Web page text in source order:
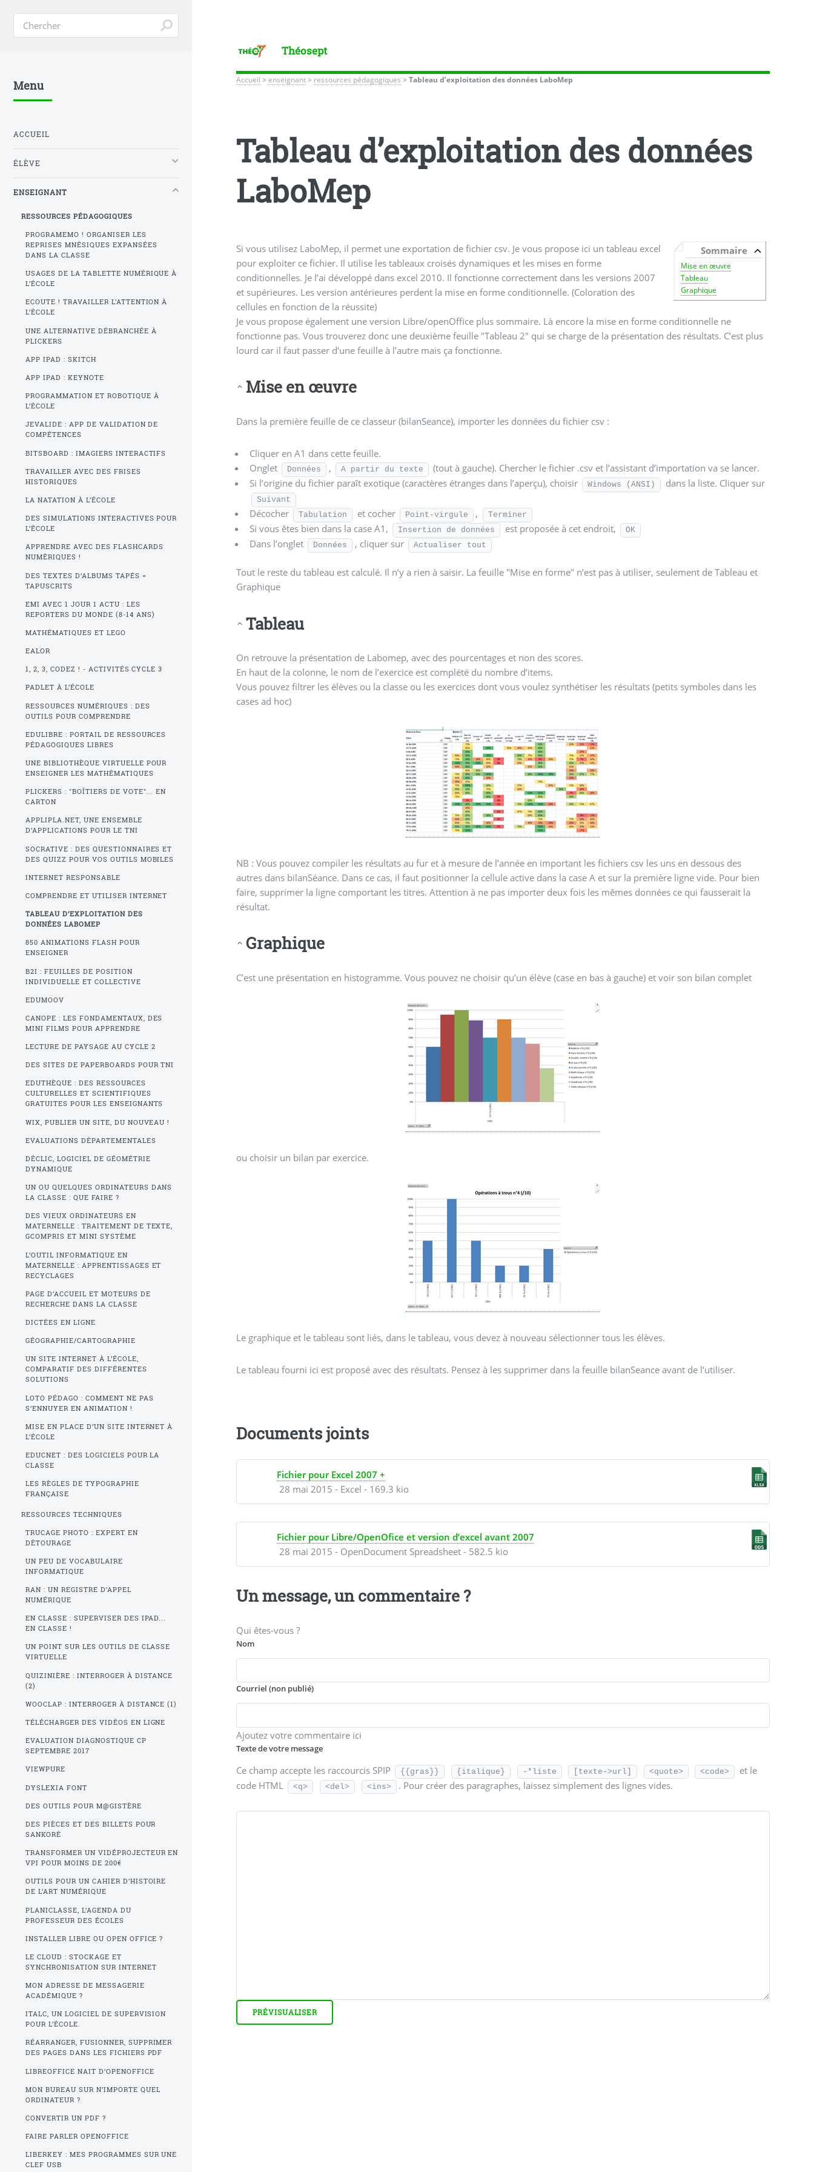
Théosept
Accueil >enseignant> ressources pédagogiques >Tableau d’exploitation des données LaboMep
Tableau d’exploitation des données
LaboMep
Sommaire
Mise en œuvre
Tableau
Graphique
Si vous utilisez LaboMep, il permet une exportation de fichier csv. Je vous propose ici un tableau excel
pour exploiter ce fichier. Il utilise les tableaux croisés dynamiques et les mises en forme
conditionnelles. Je l’ai développé dans excel 2010. Il fonctionne correctement dans les versions 2007
et supérieures. Les version antérieures perdent la mise en forme conditionnelle. (Coloration des
cellules en fonction de la réussite)
Je vous propose également une version Libre/openOffice plus sommaire. Là encore la mise en forme conditionnelle ne
fonctionne pas. Vous trouverez donc une deuxième feuille "Tableau 2" qui se charge de la présentation des résultats. C’est plus
lourd car il faut passer d’une feuille à l’autre mais ça fonctionne.
Mise en œuvre
Dans la première feuille de ce classeur (bilanSeance), importer les données du fichier csv :
Cliquer en A1 dans cette feuille.
Onglet
Données , A partir du texte
(tout à gauche). Chercher le fichier .csv et l’assistant d’importation va se lancer.
Si l’origine du fichier paraît exotique (caractères étranges dans l’aperçu), choisir
Windows (ANSI) dans la liste. Cliquer sur
Suivant
Décocher Tabulation et cocher Point-virgule , Terminer
Si vous êtes bien dans la case A1, Insertion de données est proposée à cet endroit, OK
Dans l’onglet Données , cliquer sur Actualiser tout
Tout le reste du tableau est calculé. Il n’y a rien à saisir. La feuille "Mise en forme" n’est pas à utiliser, seulement de Tableau et
Graphique
Tableau
On retrouve la présentation de Labomep, avec des pourcentages et non des scores.
En haut de la colonne, le nom de l’exercice est complété du nombre d’items.
Vous pouvez filtrer les élèves ou la classe ou les exercices dont vous voulez synthétiser les résultats (petits symboles dans les
cases ad hoc)
NB : Vous pouvez compiler les résultats au fur et à mesure de l’année en important les fichiers csv les uns en dessous des
autres dans bilanSéance. Dans ce cas, il faut positionner la cellule active dans la case A et sur la première ligne vide. Pour bien
faire, supprimer la ligne comportant les titres. Attention à ne pas importer deux fois les mêmes données ce qui fausserait la
résultat.
Graphique
C’est une présentation en histogramme. Vous pouvez ne choisir qu’un élève (case en bas à gauche) et voir son bilan complet
ou choisir un bilan par exercice.
Le graphique et le tableau sont liés, dans le tableau, vous devez à nouveau sélectionner tous les élèves.
Le tableau fourni ici est proposé avec des résultats. Pensez à les supprimer dans la feuille bilanSeance avant de l’utiliser.
Documents joints
Fichier pour Excel 2007 +
28 mai 2015 - Excel - 169.3 kio
Fichier pour Libre/OpenOfice et version d’excel avant 2007
28 mai 2015 - OpenDocument Spreadsheet - 582.5 kio
Un message, un commentaire ?
Qui êtes-vous ?
Nom
Courriel (non publié)
Ajoutez votre commentaire ici
Texte de votre message
Ce champ accepte les raccourcis SPIP {{gras}} {italique} -*liste [texte->url] <quote> <code>
et le
code HTML
<q> <del> <ins> . Pour créer des paragraphes, laissez simplement des lignes vides.
Menu
ACCUEIL
ÉLÈVE
ENSEIGNANT
RESSOURCES PÉDAGOGIQUES
PROGRAMEMO ! ORGANISER LES
REPRISES MNÉSIQUES EXPANSÉES
DANS LA CLASSE
USAGES DE LA TABLETTE NUMÉRIQUE À
L’ÉCOLE
ECOUTE ! TRAVAILLER L’ATTENTION À
L’ÉCOLE
UNE ALTERNATIVE DÉBRANCHÉE À
PLICKERS
APP IPAD : SKITCH
APP IPAD : KEYNOTE
PROGRAMMATION ET ROBOTIQUE À
L’ÉCOLE
JEVALIDE : APP DE VALIDATION DE
COMPÉTENCES
BITSBOARD : IMAGIERS INTERACTIFS
TRAVAILLER AVEC DES FRISES
HISTORIQUES
LA NATATION À L’ÉCOLE
DES SIMULATIONS INTERACTIVES POUR
L’ÉCOLE
APPRENDRE AVEC DES FLASHCARDS
NUMÉRIQUES !
DES TEXTES D’ALBUMS TAPÉS =
TAPUSCRITS
EMI AVEC 1 JOUR 1 ACTU : LES
REPORTERS DU MONDE (8-14 ANS)
MATHÉMATIQUES ET LEGO
EALOR
1, 2, 3, CODEZ ! - ACTIVITÉS CYCLE 3
PADLET À L’ÉCOLE
RESSOURCES NUMÉRIQUES : DES
OUTILS POUR COMPRENDRE
EDULIBRE : PORTAIL DE RESSOURCES
PÉDAGOGIQUES LIBRES
UNE BIBLIOTHÈQUE VIRTUELLE POUR
ENSEIGNER LES MATHÉMATIQUES
PLICKERS : "BOÎTIERS DE VOTE"... EN
CARTON
APPLIPLA.NET, UNE ENSEMBLE
D’APPLICATIONS POUR LE TNI
SOCRATIVE : DES QUESTIONNAIRES ET
DES QUIZZ POUR VOS OUTILS MOBILES
INTERNET RESPONSABLE
COMPRENDRE ET UTILISER INTERNET
TABLEAU D’EXPLOITATION DES
DONNÉES LABOMEP
850 ANIMATIONS FLASH POUR
ENSEIGNER
B2I : FEUILLES DE POSITION
INDIVIDUELLE ET COLLECTIVE
EDUMOOV
CANOPE : LES FONDAMENTAUX, DES
MINI FILMS POUR APPRENDRE
LECTURE DE PAYSAGE AU CYCLE 2
DES SITES DE PAPERBOARDS POUR TNI
EDUTHÈQUE : DES RESSOURCES
CULTURELLES ET SCIENTIFIQUES
GRATUITES POUR LES ENSEIGNANTS
WIX, PUBLIER UN SITE, DU NOUVEAU !
EVALUATIONS DÉPARTEMENTALES
DÉCLIC, LOGICIEL DE GÉOMÉTRIE
DYNAMIQUE
UN OU QUELQUES ORDINATEURS DANS
LA CLASSE : QUE FAIRE ?
DES VIEUX ORDINATEURS EN
MATERNELLE : TRAITEMENT DE TEXTE,
GCOMPRIS ET MINI SYSTÈME
L’OUTIL INFORMATIQUE EN
MATERNELLE : APPRENTISSAGES ET
RECYCLAGES
PAGE D’ACCUEIL ET MOTEURS DE
RECHERCHE DANS LA CLASSE
DICTÉES EN LIGNE
GÉOGRAPHIE/CARTOGRAPHIE
UN SITE INTERNET À L’ÉCOLE,
COMPARATIF DES DIFFÉRENTES
SOLUTIONS
LOTO PÉDAGO : COMMENT NE PAS
S’ENNUYER EN ANIMATION !
MISE EN PLACE D’UN SITE INTERNET À
L’ÉCOLE
EDUCNET : DES LOGICIELS POUR LA
CLASSE
LES RÈGLES DE TYPOGRAPHIE
FRANÇAISE
RESSOURCES TECHNIQUES
TRUCAGE PHOTO : EXPERT EN
DÉTOURAGE
UN PEU DE VOCABULAIRE
INFORMATIQUE
RAN : UN REGISTRE D’APPEL
NUMÉRIQUE
EN CLASSE : SUPERVISER DES IPAD...
EN CLASSE !
UN POINT SUR LES OUTILS DE CLASSE
VIRTUELLE
QUIZINIÈRE : INTERROGER À DISTANCE
(2)
WOOCLAP : INTERROGER À DISTANCE (1)
TÉLÉCHARGER DES VIDÉOS EN LIGNE
EVALUATION DIAGNOSTIQUE CP
SEPTEMBRE 2017
VIEWPURE
DYSLEXIA FONT
DES OUTILS POUR M@GISTÈRE
DES PIÈCES ET DES BILLETS POUR
SANKORÉ
TRANSFORMER UN VIDÉPROJECTEUR EN
VPI POUR MOINS DE 200€
OUTILS POUR UN CAHIER D’HISTOIRE
DE L’ART NUMÉRIQUE
PLANICLASSE, L’AGENDA DU
PROFESSEUR DES ÉCOLES
INSTALLER LIBRE OU OPEN OFFICE ?
LE CLOUD : STOCKAGE ET
SYNCHRONISATION SUR INTERNET
MON ADRESSE DE MESSAGERIE
ACADÉMIQUE ?
ITALC, UN LOGICIEL DE SUPERVISION
POUR L’ÉCOLE.
RÉARRANGER, FUSIONNER, SUPPRIMER
DES PAGES DANS LES FICHIERS PDF
LIBREOFFICE NAIT D’OPENOFFICE
MON BUREAU SUR N’IMPORTE QUEL
ORDINATEUR ?
CONVERTIR UN PDF ?
FAIRE PARLER OPENOFFICE
LIBERKEY : MES PROGRAMMES SUR UNE
CLEF USB